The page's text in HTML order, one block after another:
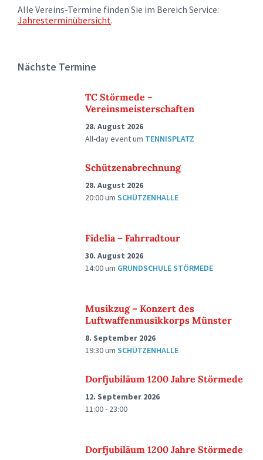
Alle Vereins-Termine finden Sie im Bereich Service:
Jahresterminübersicht.
Nächste Termine
TC Störmede –
Vereinsmeisterschaften
28. August 2026
All-day eventum TENNISPLATZ
Schützenabrechnung
28. August 2026
20:00um SCHÜTZENHALLE
Fidelia – Fahrradtour
30. August 2026
14:00um GRUNDSCHULE STÖRMEDE
Musikzug – Konzert des
Luftwaffenmusikkorps Münster
8. September 2026
19:30um SCHÜTZENHALLE
Dorfjubiläum 1200 Jahre Störmede
12. September 2026
11:00 - 23:00
Dorfjubiläum 1200 Jahre Störmede